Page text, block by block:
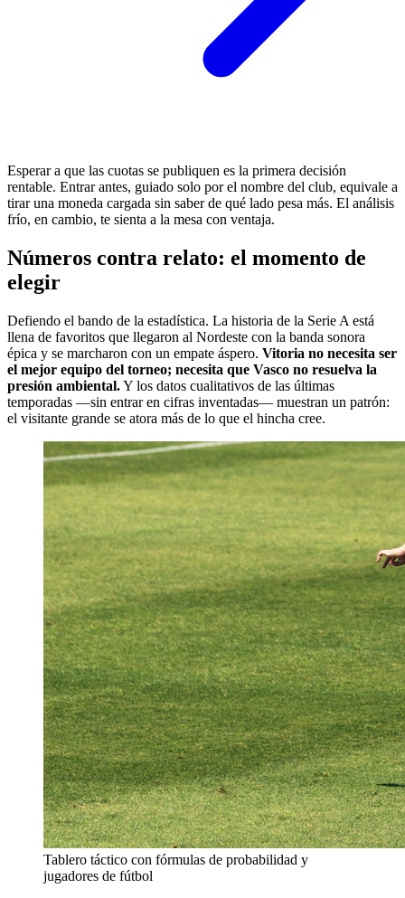
Esperar a que las cuotas se publiquen es la primera decisión
rentable. Entrar antes, guiado solo por el nombre del club, equivale a
tirar una moneda cargada sin saber de qué lado pesa más. El análisis
frío, en cambio, te sienta a la mesa con ventaja.
Números contra relato: el momento de
elegir
Defiendo el bando de la estadística. La historia de la Serie A está
llena de favoritos que llegaron al Nordeste con la banda sonora
épica y se marcharon con un empate áspero. Vitoria no necesita ser
el mejor equipo del torneo; necesita que Vasco no resuelva la
presión ambiental.Y los datos cualitativos de las últimas
temporadas —sin entrar en cifras inventadas— muestran un patrón:
el visitante grande se atora más de lo que el hincha cree.
Tablero táctico con fórmulas de probabilidad y
jugadores de fútbol